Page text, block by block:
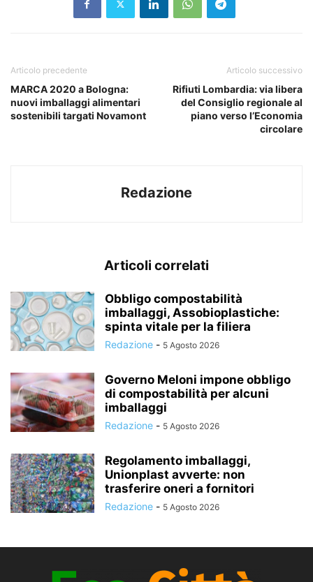
Articolo precedente
MARCA 2020 a Bologna:
nuovi imballaggi alimentari
sostenibili targati Novamont
Articolo successivo
Rifiuti Lombardia: via libera
del Consiglio regionale al
piano verso l’Economia
circolare
Redazione
Articoli correlati
Obbligo compostabilità
imballaggi, Assobioplastiche:
spinta vitale per la filiera
Redazione - 5 Agosto 2026
Governo Meloni impone obbligo
di compostabilità per alcuni
imballaggi
Redazione - 5 Agosto 2026
Regolamento imballaggi,
Unionplast avverte: non
trasferire oneri a fornitori
Redazione - 5 Agosto 2026